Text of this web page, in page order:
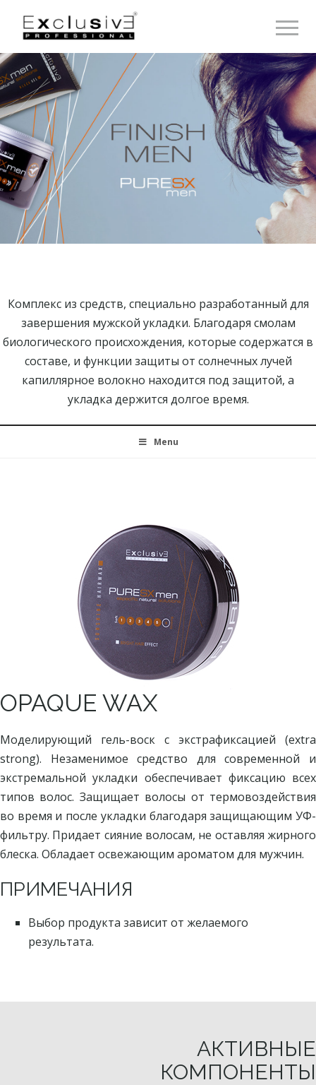
Комплекс из средств, специально разработанный для
завершения мужской укладки. Благодаря смолам
биологического происхождения, которые содержатся в
составе, и функции защиты от солнечных лучей
капиллярное волокно находится под защитой, а
укладка держится долгое время.
Menu
OPAQUE WAX
Моделирующий гель-воск с экстрафиксацией (extra
strong). Незаменимое средство для современной и
экстремальной укладки обеспечивает фиксацию всех
типов волос. Защищает волосы от термовоздействия
во время и после укладки благодаря защищающим УФ-
фильтру. Придает сияние волосам, не оставляя жирного
блеска. Обладает освежающим ароматом для мужчин.
ПРИМЕЧАНИЯ
Выбор продукта зависит от желаемого
результата.
АКТИВНЫЕ
КОМПОНЕНТЫ